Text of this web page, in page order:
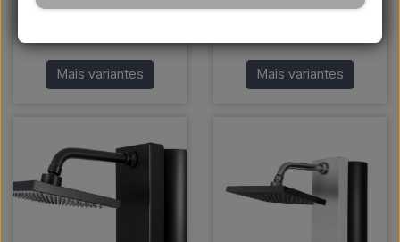
Mais cores
Mais variantes
Mais cores
Mais variantes